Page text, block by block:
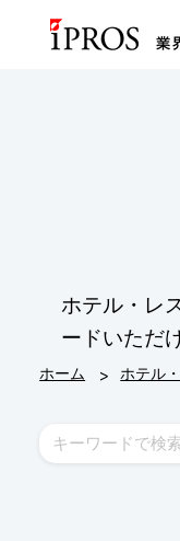
ホテル・レ
ードいただ
ホーム > ホテル